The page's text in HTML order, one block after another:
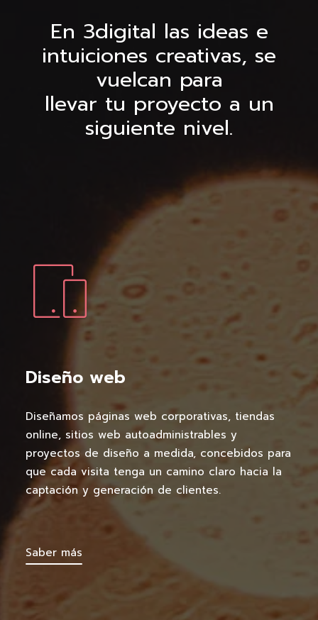
En 3digital las ideas e
intuiciones creativas, se
vuelcan para
llevar tu proyecto a un
siguiente nivel.
Diseño web
Diseñamos páginas web corporativas, tiendas
online, sitios web autoadministrables y
proyectos de diseño a medida, concebidos para
que cada visita tenga un camino claro hacia la
captación y generación de clientes.
Saber más